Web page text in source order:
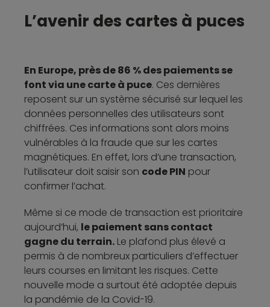
L’avenir des cartes à puces
En Europe, près de 86 % des paiements se
font via une carte à puce. Ces dernières
reposent sur un système sécurisé sur lequel les
données personnelles des utilisateurs sont
chiffrées. Ces informations sont alors moins
vulnérables à la fraude que sur les cartes
magnétiques. En effet, lors d’une transaction,
l’utilisateur doit saisir son code PIN pour
confirmer l’achat.
Même si ce mode de transaction est prioritaire
aujourd’hui, le paiement sans contact
gagne du terrain. Le plafond plus élevé a
permis à de nombreux particuliers d’effectuer
leurs courses en limitant les risques. Cette
nouvelle mode a surtout été adoptée depuis
la pandémie de la Covid-19.